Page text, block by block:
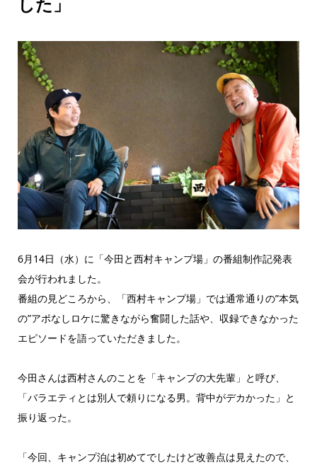
6月14日（水）に「今田と西村キャンプ場」の番組制作記発表
会が行われました。
番組の見どころから、「西村キャンプ場」では通常通りの”本気
の”アポなしロケに驚きながら奮闘した話や、収録できなかった
エピソードを語っていただきました。
今田さんは西村さんのことを「キャンプの大先輩」と呼び、
「バラエティとは別人で頼りになる男。背中がデカかった」と
振り返った。
「今回、キャンプ泊は初めてでしたけど改善点は見えたので、